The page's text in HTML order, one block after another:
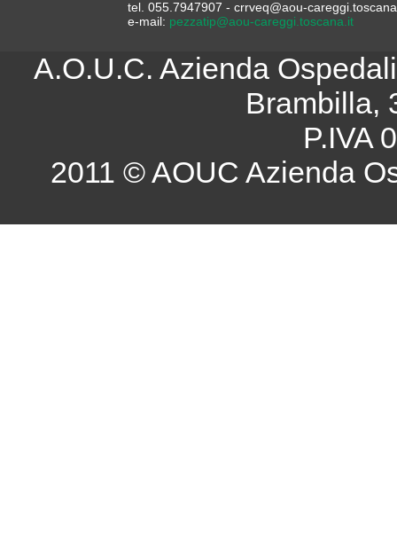
tel. 055.7947907 - crrveq@aou-
e-mail: pezzatip@aou-careggi.toscana.it
A.O.U.C. Azienda
Brambilla,
P.IVA
2011 © AOUC Azienda